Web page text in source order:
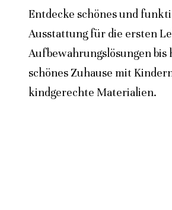
Entdecke schönes und
Ausstattung für die ersten
Aufbewahrungslösungen
schönes Zuhause mit
kindgerechte Materialien.